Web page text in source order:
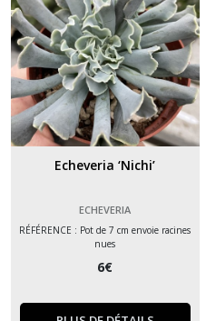
Echeveria ‘Nichi’
ECHEVERIA
RÉFÉRENCE : Pot de 7 cm envoie racines
nues
6€